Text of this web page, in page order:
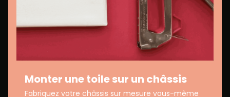
Monter une toile sur un châssis
Fabriquez votre châssis sur mesure vous-même